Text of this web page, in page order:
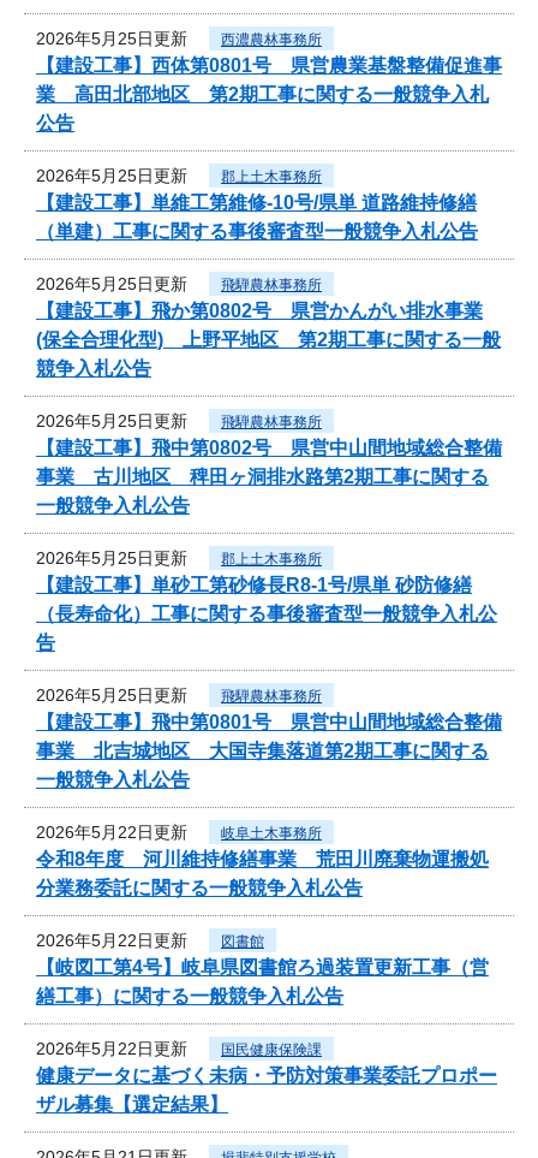
2026年5月25日更新 西濃農林事務所
【建設工事】西体第0801号 県営農業基盤整備促進事
業 高田北部地区 第2期工事に関する一般競争入札
公告
2026年5月25日更新 郡上土木事務所
【建設工事】単維工第維修-10号/県単 道路維持修繕
（単建）工事に関する事後審査型一般競争入札公告
2026年5月25日更新 飛騨農林事務所
【建設工事】飛か第0802号 県営かんがい排水事業
(保全合理化型) 上野平地区 第2期工事に関する一般
競争入札公告
2026年5月25日更新 飛騨農林事務所
【建設工事】飛中第0802号 県営中山間地域総合整備
事業 古川地区 稗田ヶ洞排水路第2期工事に関する
一般競争入札公告
2026年5月25日更新 郡上土木事務所
【建設工事】単砂工第砂修長R8-1号/県単 砂防修繕
（長寿命化）工事に関する事後審査型一般競争入札公
告
2026年5月25日更新 飛騨農林事務所
【建設工事】飛中第0801号 県営中山間地域総合整備
事業 北吉城地区 大国寺集落道第2期工事に関する
一般競争入札公告
2026年5月22日更新 岐阜土木事務所
令和8年度 河川維持修繕事業 荒田川廃棄物運搬処
分業務委託に関する一般競争入札公告
2026年5月22日更新 図書館
【岐図工第4号】岐阜県図書館ろ過装置更新工事（営
繕工事）に関する一般競争入札公告
2026年5月22日更新 国民健康保険課
健康データに基づく未病・予防対策事業委託プロポー
ザル募集【選定結果】